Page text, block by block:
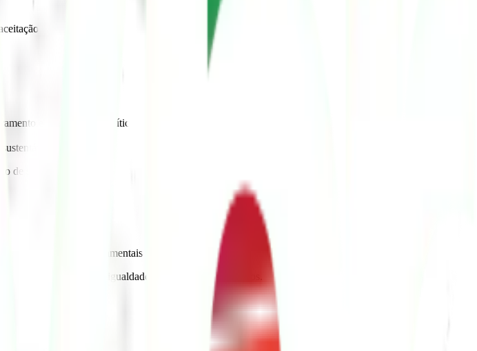
das mudanças.
e avaliação de políticas públicas;
de seus conteúdos.
dados.
os direitos fundamentais e a dignidade humana.
os princípios de igualdade racial e direitos humanos.